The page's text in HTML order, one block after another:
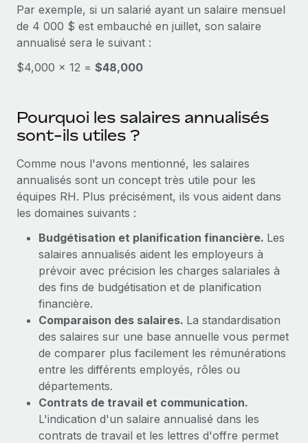
En savoir plus
Comment Phiture gère ses 55 employés
répartis dans 19 pays grâce à Remote
croissance mobile internationale, encourage les...
En savoir plus
Par exemple, si un salarié ayant un salaire mensuel
de 4 000 $ est embauché en juillet, son salaire
annualisé sera le suivant :
$4,000 × 12 = $48,000
Pourquoi les salaires annualisés
sont-ils utiles ?
Comme nous l'avons mentionné, les salaires
annualisés sont un concept très utile pour les
équipes RH. Plus précisément, ils vous aident dans
les domaines suivants :
Budgétisation et planification financière. Les
salaires annualisés aident les employeurs à
prévoir avec précision les charges salariales à
des fins de budgétisation et de planification
financière.
Comparaison des salaires. La standardisation
des salaires sur une base annuelle vous permet
de comparer plus facilement les rémunérations
entre les différents employés, rôles ou
départements.
Contrats de travail et communication.
L'indication d'un salaire annualisé dans les
contrats de travail et les lettres d'offre permet